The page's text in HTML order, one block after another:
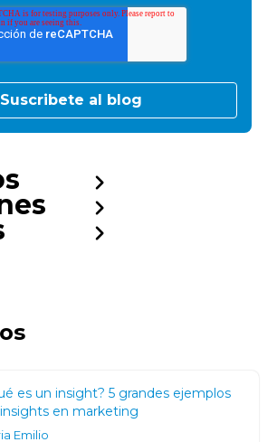
es un insight? 5 grandes ejemplos
en marketing
Emilio